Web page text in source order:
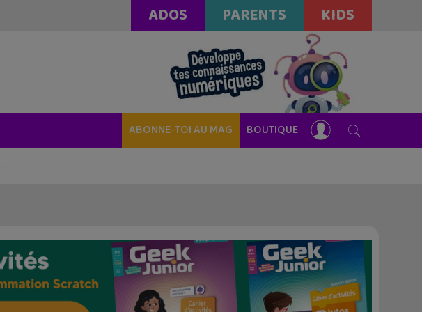
ADOS PARENTS KIDS
ABONNE-TOI AU MAG BOUTIQUE